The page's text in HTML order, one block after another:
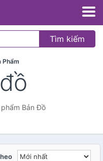
Tìm kiếm
Phẩm
Bản Đồ